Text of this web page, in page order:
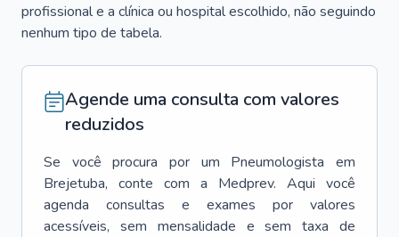
profissional e a clínica ou hospital escolhido, não seguindo
nenhum tipo de tabela.
Agende uma consulta com valores
reduzidos
Se você procura por um Pneumologista
em
Brejetuba, conte com a Medprev. Aqui você
agenda consultas e exames por valores
acessíveis, sem mensalidade e sem taxa de